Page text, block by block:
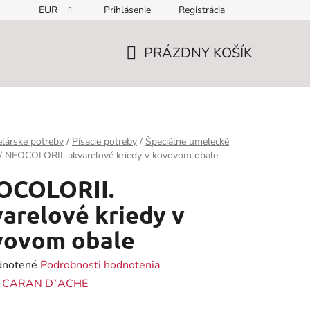
EUR Prihlásenie Registrácia
PRÁZDNY KOŠÍK
potreby / Písacie potreby / Špeciálne umelecké
/ NEOCOLORII. akvarelové kriedy v kovovom obale
kriedy v
obale
Podrobnosti hodnotenia
CARAN D`ACHE